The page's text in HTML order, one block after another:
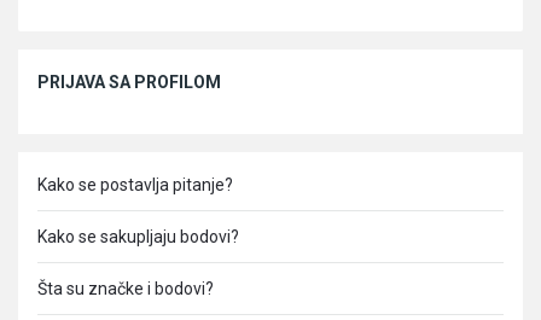
PRIJAVA SA PROFILOM
Kako se postavlja pitanje?
Kako se sakupljaju bodovi?
Šta su značke i bodovi?